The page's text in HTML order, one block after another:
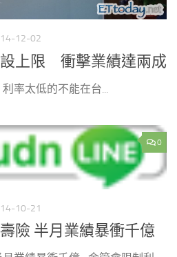
12-02
上限 衝擊業績達兩成
率太低的不能在台...
0
10-21
險 半月業績暴衝千億